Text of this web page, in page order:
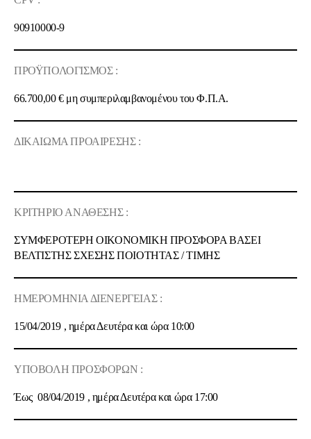
90910000-9
ΠΡΟΫΠΟΛΟΓΙΣΜΟΣ :
66.700,00 €μη συμπεριλαμβανομένου του Φ.Π.Α.
ΔΙΚΑΙΩΜΑ ΠΡΟΑΙΡΕΣΗΣ :
ΚΡΙΤΗΡΙΟ ΑΝΑΘΕΣΗΣ :
ΣΥΜΦΕΡΟΤΕΡΗ ΟΙΚΟΝΟΜΙΚΗ ΠΡΟΣΦΟΡΑ ΒΑΣΕΙ
ΒΕΛΤΙΣΤΗΣ ΣΧΕΣΗΣ ΠΟΙOΤΗΤΑΣ / ΤΙΜΗΣ
ΗΜΕΡΟΜΗΝΙΑ ΔΙΕΝΕΡΓΕΙΑΣ :
15/04/2019 , ημέραΔευτέρακαι ώρα 10:00
ΥΠΟΒΟΛΗ ΠΡΟΣΦΟΡΩΝ :
Έως 08/04/2019 , ημέραΔευτέρακαι ώρα 17:00